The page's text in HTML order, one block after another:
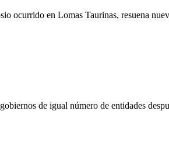
ocurrido en Lomas Taurinas, resuena
de igual número de entidades